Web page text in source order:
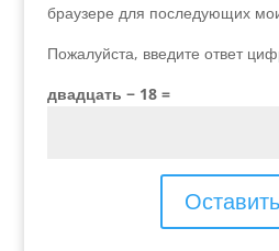
браузере для последующих
Пожалуйста, введите ответ
двадцать − 18 =